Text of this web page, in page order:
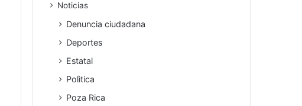
Noticias
Denuncia ciudadana
Deportes
Estatal
Polìtica
Poza Rica